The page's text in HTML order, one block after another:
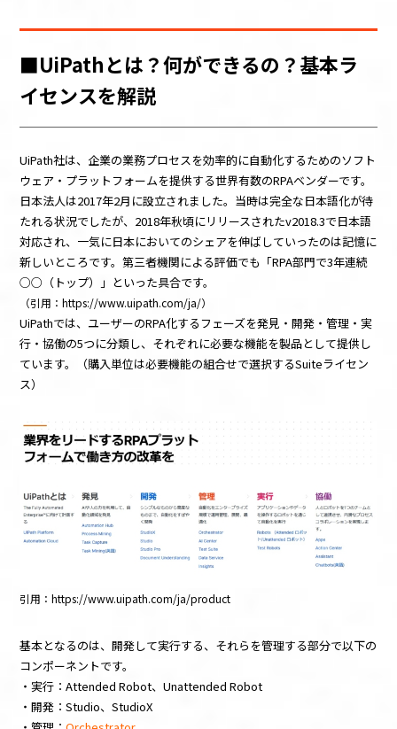
■UiPathとは？何ができるの？基本ラ
イセンスを解説
UiPath社は、企業の業務プロセスを効率的に自動化するためのソフト
ウェア・プラットフォームを提供する世界有数のRPAベンダーです。
日本法人は2017年2月に設立されました。当時は完全な日本語化が待
たれる状況でしたが、2018年秋頃にリリースされたv2018.3で日本語
対応され、一気に日本においてのシェアを伸ばしていったのは記憶に
新しいところです。第三者機関による評価でも「RPA部門で3年連続
○○（トップ）」といった具合です。
（引用：https://www.uipath.com/ja/）
UiPathでは、ユーザーのRPA化するフェーズを発見・開発・管理・実
行・協働の5つに分類し、それぞれに必要な機能を製品として提供し
ています。（購入単位は必要機能の組合せで選択するSuiteライセン
ス）
引用：https://www.uipath.com/ja/product
基本となるのは、開発して実行する、それらを管理する部分で以下の
コンポーネントです。
・実行：Attended Robot、Unattended Robot
・開発：Studio、StudioX